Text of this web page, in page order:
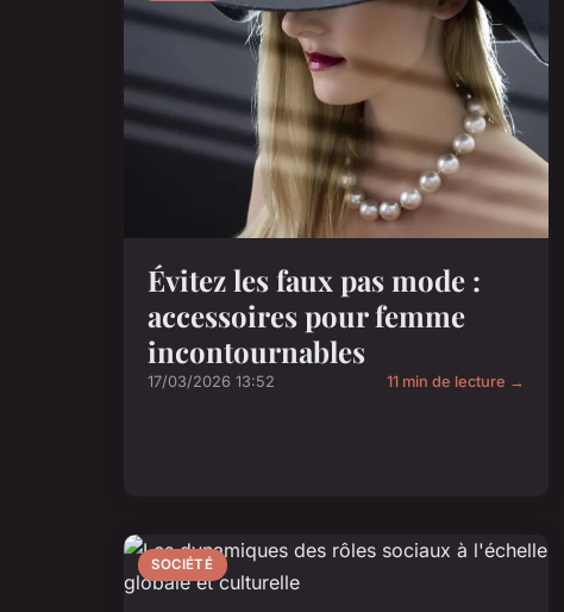
Évitez les faux pas mode :
accessoires pour femme
incontournables
17/03/2026 13:52 11 min de lecture →
SOCIÉTÉ